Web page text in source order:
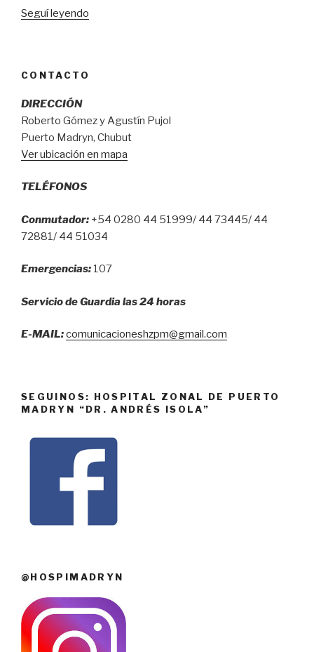
Seguí leyendo
trabajo
de
premiado
Sociedad
Argentina
Terapias
S.A.T.I”
CONTACTO
DIRECCIÓN
Roberto Gómez y Agustín Pujol
Puerto Madryn, Chubut
Ver ubicación en mapa
TELÉFONOS
Conmutador: +54 0280 44 51999/ 44 73445/ 44
72881/ 44 51034
Emergencias: 107
Servicio de Guardia las 24 horas
E-MAIL:comunicacioneshzpm@gmail.com
SEGUINOS: HOSPITAL ZONAL DE PUERTO
MADRYN “DR. ANDRÉS ISOLA”
@HOSPIMADRYN